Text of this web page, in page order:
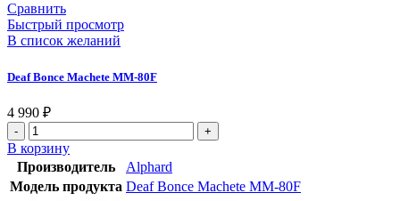
Сравнить
Быстрый просмотр
В список желаний
Deaf Bonce Machete MM-80F
4 990 ₽
Количество
товара
Deaf
Bonce
Machete
В корзину
Производитель
Alphard
Модель продукта Deaf Bonce Machete MM-80F